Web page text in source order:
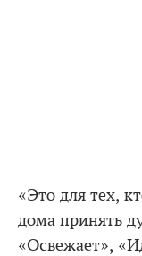
«Это для тех,
дома принять
«Освежает»,